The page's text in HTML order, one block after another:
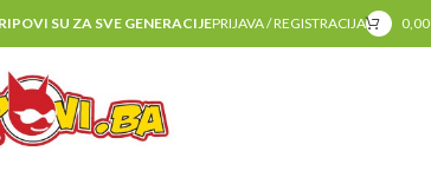
SU ZA SVE GENERACIJEPRIJAVA / REGISTRACIJA 0,00